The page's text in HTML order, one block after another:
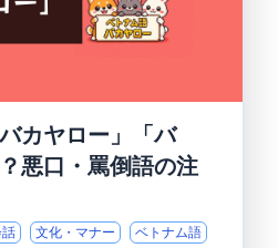
カヤロー」「バ
悪口・罵倒語の注
文化・マナー
ベトナム語